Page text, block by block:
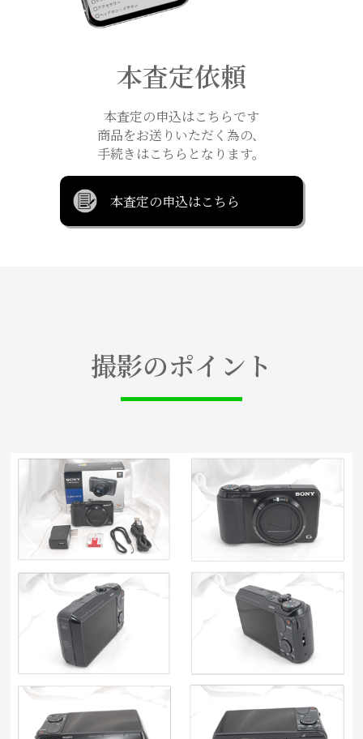
本査定依頼
本査定の申込はこちらです
商品をお送りいただく為の、
手続きはこちらとなります。
本査定の申込はこちら
撮影のポイント